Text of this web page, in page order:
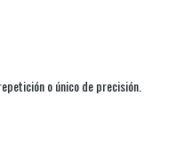
o único de precisión.